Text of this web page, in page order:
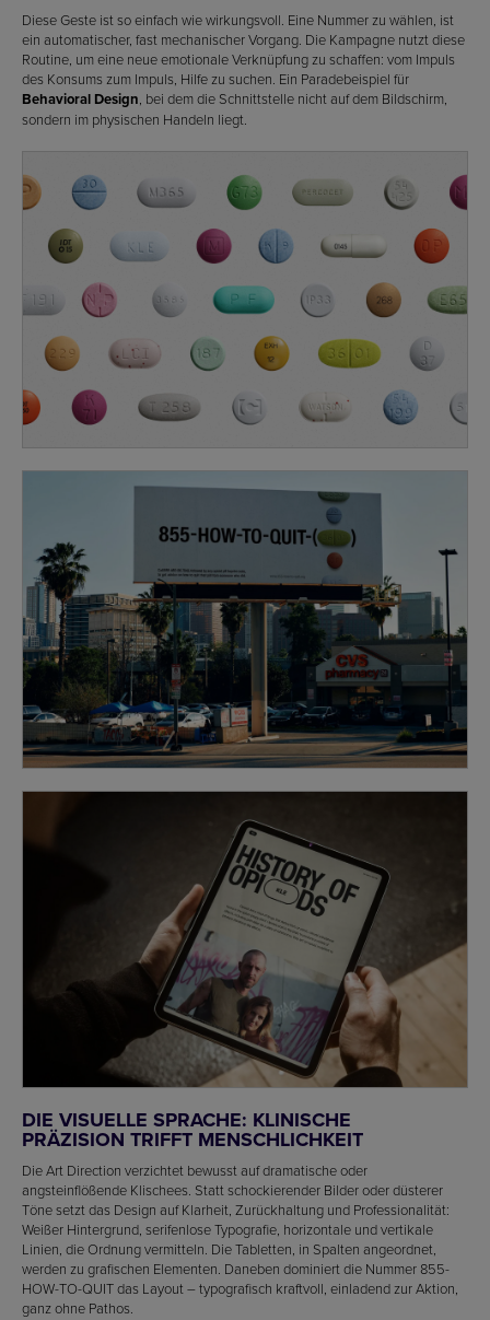
Diese Geste ist so einfach wie wirkungsvoll. Eine Nummer zu wählen, ist
ein automatischer, fast mechanischer Vorgang. Die Kampagne nutzt diese
Routine, um eine neue emotionale Verknüpfung zu schaffen: vom Impuls
des Konsums zum Impuls, Hilfe zu suchen. Ein Paradebeispiel für
Behavioral Design, bei dem die Schnittstelle nicht auf dem Bildschirm,
sondern im physischen Handeln liegt.
DIE VISUELLE SPRACHE: KLINISCHE
PRÄZISION TRIFFT MENSCHLICHKEIT
Die Art Direction verzichtet bewusst auf dramatische oder
angsteinflößende Klischees. Statt schockierender Bilder oder düsterer
Töne setzt das Design auf Klarheit, Zurückhaltung und Professionalität:
Weißer Hintergrund, serifenlose Typografie, horizontale und vertikale
Linien, die Ordnung vermitteln. Die Tabletten, in Spalten angeordnet,
werden zu grafischen Elementen. Daneben dominiert die Nummer 855-
HOW-TO-QUIT das Layout – typografisch kraftvoll, einladend zur Aktion,
ganz ohne Pathos.